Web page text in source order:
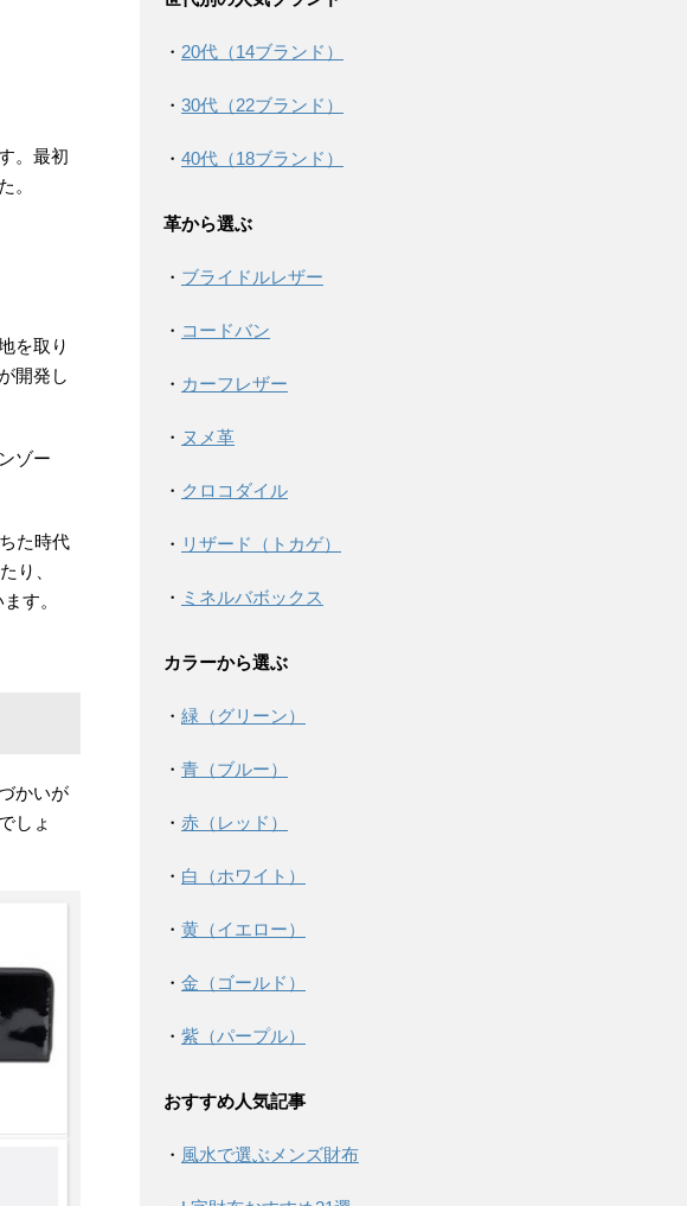
。最初
。
を取り
開発し
ゾー
た時代
り、
す。
かいが
しょ
・ 20代（14ブランド）
・ 30代（22ブランド）
・ 40代（18ブランド）
革から選ぶ
・ ブライドルレザー
・ コードバン
・ カーフレザー
・ ヌメ革
・ クロコダイル
・ リザード（トカゲ）
・ ミネルバボックス
カラーから選ぶ
・ 緑（グリーン）
・ 青（ブルー）
・ 赤（レッド）
・ 白（ホワイト）
・ 黄（イエロー）
・ 金（ゴールド）
・ 紫（パープル）
おすすめ人気記事
・ 風水で選ぶメンズ財布